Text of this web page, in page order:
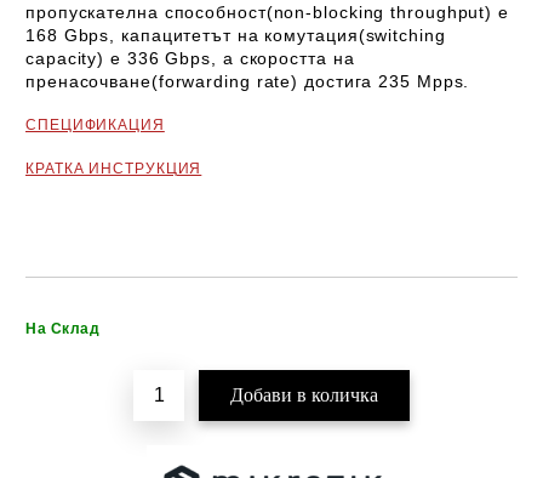
пропускателна способност(non-blocking throughput) е
168 Gbps, капацитетът на комутация(switching
capacity) е 336 Gbps, а скоростта на
пренасочване(forwarding rate) достига 235 Mpps.
СПЕЦИФИКАЦИЯ
КРАТКА ИНСТРУКЦИЯ
На Склад